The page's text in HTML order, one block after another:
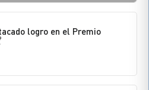
logro en el Premio